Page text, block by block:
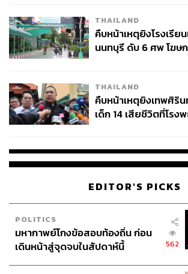
THAILAND
คืบหน้าเหตุยิงโรงเรีย
นนทบุรี ดับ 6 ศพ โฆษก
THAILAND
คืบหน้าเหตุยิงเทพศิริ
เด็ก 14 เสียชีวิตที่โรง
EDITOR'S PICKS
POLITICS
มหากาพย์โกงข้อสอบท้องถิ่น ก่อน
เดินหน้าสู่จุดจบในสัปดาห์นี้
562